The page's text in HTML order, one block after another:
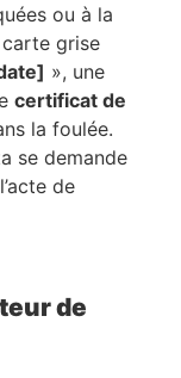
ou à la
grise
», une
certificat de
la foulée.
se demande
de
de